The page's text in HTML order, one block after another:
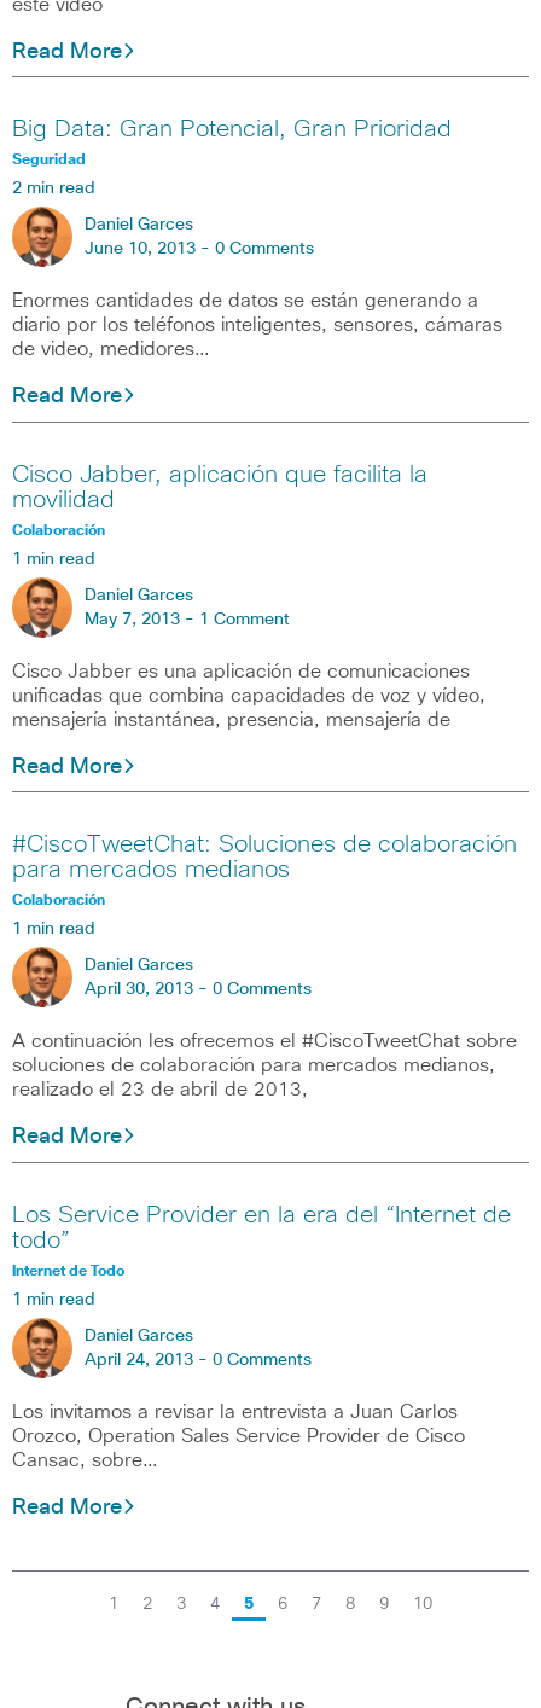
este video
Read More
Big Data: Gran Potencial, Gran Prioridad
Seguridad
2 min read
Daniel Garces
June 10, 2013 - 0 Comments
Enormes cantidades de datos se están generando a
diario por los teléfonos inteligentes, sensores, cámaras
de video, medidores…
Read More
Cisco Jabber, aplicación que facilita la
movilidad
Colaboración
1 min read
Daniel Garces
May 7, 2013 - 1 Comment
Cisco Jabber es una aplicación de comunicaciones
unificadas que combina capacidades de voz y vídeo,
mensajería instantánea, presencia, mensajería de
Read More
#CiscoTweetChat: Soluciones de colaboración
para mercados medianos
Colaboración
1 min read
Daniel Garces
April 30, 2013 - 0 Comments
A continuación les ofrecemos el #CiscoTweetChat sobre
soluciones de colaboración para mercados medianos,
realizado el 23 de abril de 2013,
Read More
Los Service Provider en la era del “Internet de
todo”
Internet de Todo
1 min read
Daniel Garces
April 24, 2013 - 0 Comments
Los invitamos a revisar la entrevista a Juan Carlos
Orozco, Operation Sales Service Provider de Cisco
Cansac, sobre…
Read More
1 2 3 4 5 6 7 8 9 10